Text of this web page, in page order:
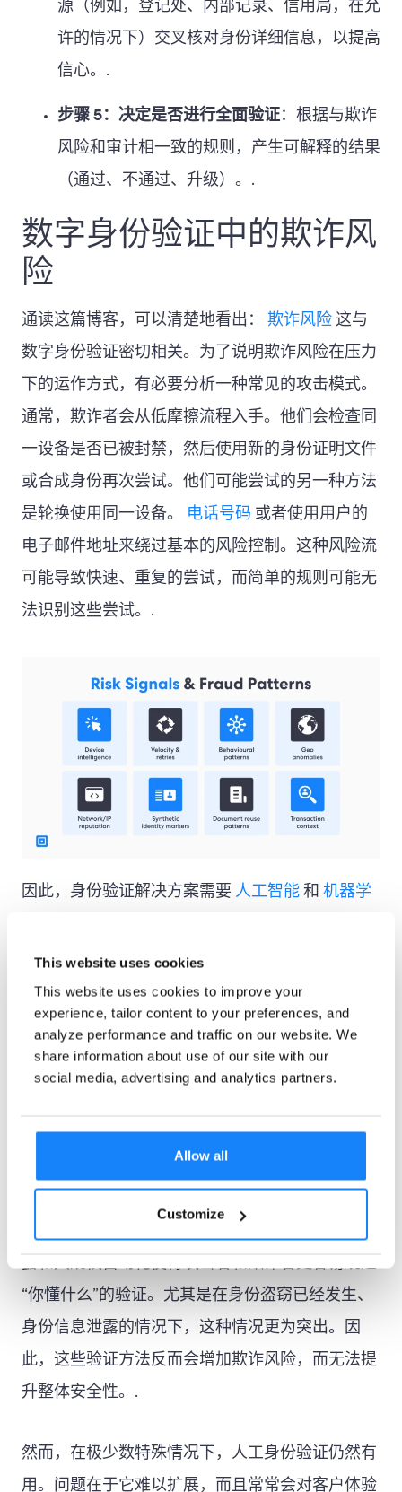
This website uses cookies
This website uses cookies to improve your
experience, tailor content to your preferences, and
analyze performance and traffic on our website. We
share information about use of our site with our
social media, advertising and analytics partners.
Allow all
Customize
源（例如，登记处、内部记录、信用局，在允
许的情况下）交叉核对身份详细信息，以提高
信心。.
步骤 5：决定是否进行全面验证：根据与欺诈
风险和审计相一致的规则，产生可解释的结果
（通过、不通过、升级）。.
数字身份验证中的欺诈风
险
通读这篇博客，可以清楚地看出： 欺诈风险 这与
数字身份验证密切相关。为了说明欺诈风险在压力
下的运作方式，有必要分析一种常见的攻击模式。
通常，欺诈者会从低摩擦流程入手。他们会检查同
一设备是否已被封禁，然后使用新的身份证明文件
或合成身份再次尝试。他们可能尝试的另一种方法
是轮换使用同一设备。
电话号码 或者使用用户的
电子邮件地址来绕过基本的风险控制。这种风险流
可能导致快速、重复的尝试，而简单的规则可能无
法识别这些尝试。.
因此，身份验证解决方案需要 人工智能 和 机器学
工具能够标记身份验证的异常速度、重复的会话失
败，或任何会话间不一致的身份信息。最终目标是
保护企业并防止欺诈，而不是惩罚真正的客户。当
身份验证协议和流程优化到位时，就能减少人工验
证，并带来更流畅的整体客户体验。.
传统方法和人工验证
露和大规模自动化使得攻击者和欺诈者更容易绕过
“你懂什么”的验证。尤其是在身份盗窃已经发生、
身份信息泄露的情况下，这种情况更为突出。因
此，这些验证方法反而会增加欺诈风险，而无法提
升整体安全性。.
然而，在极少数特殊情况下，人工身份验证仍然有
用。问题在于它难以扩展，而且常常会对客户体验